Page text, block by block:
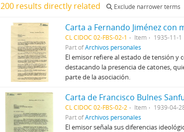
200 results directly related Exclude narrower terms
CL CIDOC 02-FBS-02-1 Item
1935-11-1
Part ofArchivos personales
El emisor refiere al estado de tensión y
destacando la presencia de catones,
parte de la asociación.
CL CIDOC 02-FBS-02-2 Item
1939-04-
Part ofArchivos personales
El emisor señala sus diferencias